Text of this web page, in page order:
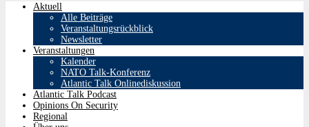
Aktuell
Alle Beiträge
Veranstaltungsrückblick
Newsletter
Veranstaltungen
Kalender
NATO Talk-Konferenz
Atlantic Talk Onlinediskussion
Atlantic Talk Podcast
Opinions On Security
Regional